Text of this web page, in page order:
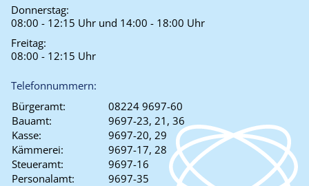
Donnerstag:
08:00 - 12:15 Uhr und 14:00 - 18:00 Uhr
Freitag:
08:00 - 12:15 Uhr
Telefonnummern:
Bürgeramt:
08224 9697-60
Bauamt:
9697-23, 21, 36
Kasse:
9697-20, 29
Kämmerei:
9697-17, 28
Steueramt:
9697-16
Personalamt:
9697-35